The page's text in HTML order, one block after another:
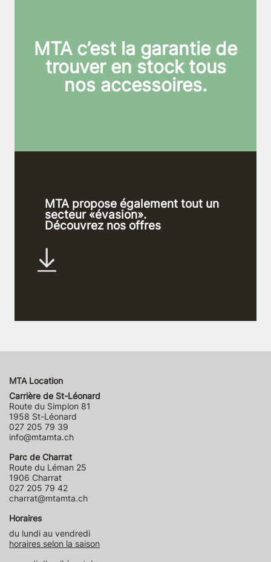
MTA c’est la garantie de
trouver en stock tous
nos accessoires.
MTA propose également tout un
secteur «évasion».
Découvrez nos offres
MTA Location
Carrière de St-Léonard
Route du Simplon 81
1958 St-Léonard
027 205 79 39
info@mtamta.ch
Parc de Charrat
Route du Léman 25
1906 Charrat
027 205 79 42
charrat@mtamta.ch
Horaires
du lundi au vendredi
horaires selon la saison